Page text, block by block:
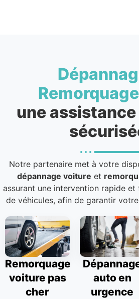
une
Notre partenaire met à votre
dépannage voiture et
assurant une intervention rapide
de véhicules, afin de garantir
Remorquage
voiture pas
cher
auto en
urgence